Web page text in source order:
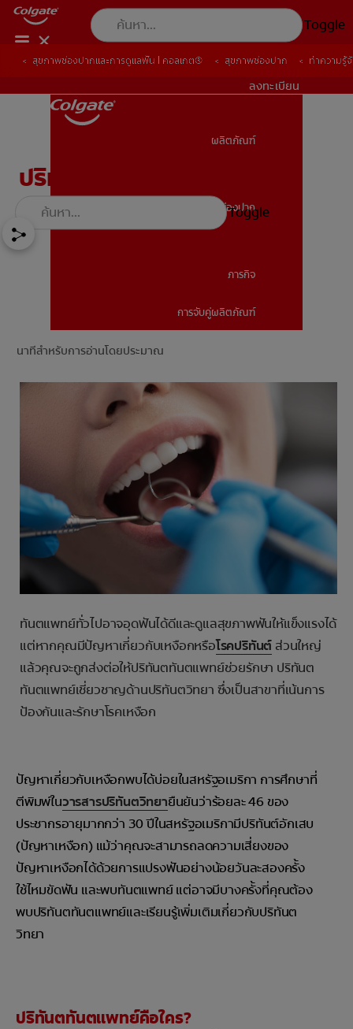
Toggle
ลงทะเบียน
ผลิตภัณฑ์
สุขภาพช่องปาก
ภารกิจ
การจับคู่ผลิตภัณฑ์
Toggle
สุขภาพช่องปากและการดูแลฟัน | คอลเกต® สุขภาพช่องปาก ทำความรู้
ปริทันตวิทยาเบื้องต้น
นาทีสำหรับการอ่านโดยประมาณ
ทันตแพทย์ทั่วไปอาจอุดฟันได้ดีและดูแลสุขภาพฟันให้แข็งแรงได้
แต่หากคุณมีปัญหาเกี่ยวกับเหงือกหรือโรคปริทันต์ ส่วนใหญ่
แล้วคุณจะถูกส่งต่อให้ปริทันตทันตแพทย์ช่วยรักษา ปริทันต
ทันตแพทย์เชี่ยวชาญด้านปริทันตวิทยา ซึ่งเป็นสาขาที่เน้นการ
ป้องกันและรักษาโรคเหงือก
ปัญหาเกี่ยวกับเหงือกพบได้บ่อยในสหรัฐอเมริกา การศึกษาที่
ตีพิมพ์ในวารสารปริทันตวิทยายืนยันว่าร้อยละ 46 ของ
ประชากรอายุมากกว่า 30 ปีในสหรัฐอเมริกามีปริทันต์อักเสบ
(ปัญหาเหงือก) แม้ว่าคุณจะสามารถลดความเสี่ยงของ
ปัญหาเหงือกได้ด้วยการแปรงฟันอย่างน้อยวันละสองครั้ง
ใช้ไหมขัดฟัน และพบทันตแพทย์ แต่อาจมีบางครั้งที่คุณต้อง
พบปริทันตทันตแพทย์และเรียนรู้เพิ่มเติมเกี่ยวกับปริทันต
วิทยา
ปริทันตทันตแพทย์คือใคร?